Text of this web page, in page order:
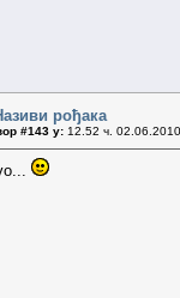
рођака
#143 у: 12.52 ч.